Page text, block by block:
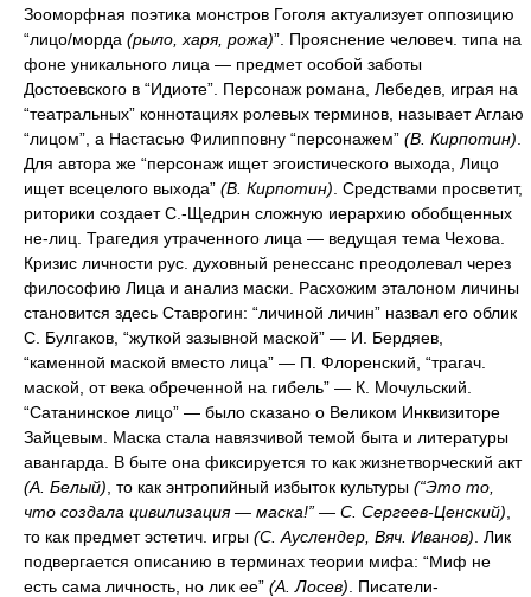
Зооморфная поэтика монстров Гоголя актуализует оппозицию
“лицо/морда (рыло, харя, рожа)”. Прояснение человеч. типа на
фоне уникального лица — предмет особой заботы
Достоевского в “Идиоте”. Персонаж романа, Лебедев, играя на
“театральных” коннотациях ролевых терминов, называет Аглаю
“лицом”, а Настасью Филипповну “персонажем” (В. Кирпотин)
Для автора же “персонаж ищет эгоистического выхода, Лицо
ищет всецелого выхода” (В. Кирпотин) . Средствами просветит,
риторики создает С.-Щедрин сложную иерархию обобщенных
не-лиц. Трагедия утраченного лица — ведущая тема Чехова.
Кризис личности рус. духовный ренессанс преодолевал через
философию Лица и анализ маски. Расхожим эталоном личины
становится здесь Ставрогин: “личиной личин” назвал его облик
С. Булгаков, “жуткой зазывной маской” — И. Бердяев,
“каменной маской вместо лица” — П. Флоренский, “трагач.
маской, от века обреченной на гибель” — К. Мочульский.
“Сатанинское лицо” — было сказано о Великом Инквизиторе
Зайцевым. Маска стала навязчивой темой быта и литературы
авангарда. В быте она фиксируется то как жизнетворческий акт
(А. Белый) , то как энтропийный избыток культуры (“Это то,
что создала цивилизация — маска!” — С. Сергеев-Ценский)
то как предмет эстетич. игры (С. Ауслендер, Вяч. Иванов) . Лик
подвергается описанию в терминах теории мифа: “Миф не
есть сама личность, но лик ее” (А. Лосев) . Писатели-